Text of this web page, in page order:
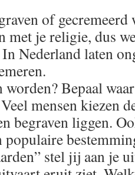
of
met je religie, dus
Nederland laten
Bepaal
mensen kiezen
begraven liggen.
populaire
stel jij aan je